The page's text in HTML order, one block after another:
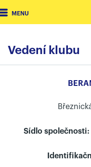
MENU
Vedení klubu
Sídlo společnosti: